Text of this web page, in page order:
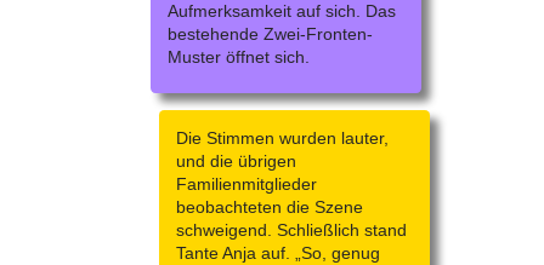
Aufmerksamkeit auf sich. Das
bestehende Zwei-Fronten-
Muster öffnet sich.
Die Stimmen wurden lauter,
und die übrigen
Familienmitglieder
beobachteten die Szene
schweigend. Schließlich stand
Tante Anja auf. „So, genug